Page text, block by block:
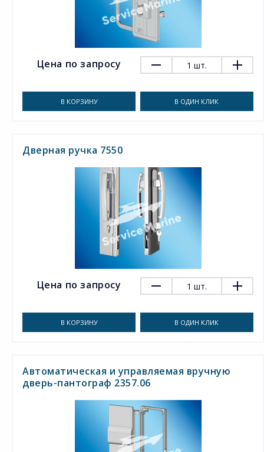
Цена по запросу 1 шт.
В КОРЗИНУ В ОДИН КЛИК
Дверная ручка 7550
Цена по запросу 1 шт.
В КОРЗИНУ В ОДИН КЛИК
Автоматическая и управляемая вручную
дверь-пантограф 2357.06